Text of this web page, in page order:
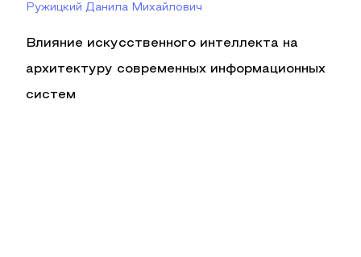
Ружицкий Данила Михайлович
Влияние искусственного интеллекта на
архитектуру современных информационных
систем